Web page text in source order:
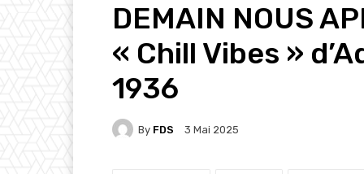
DEMAIN NOUS
« Chill Vibes »
1936
By FDS 3 Mai 2025